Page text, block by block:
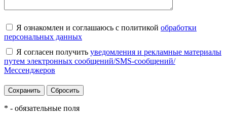
Я ознакомлен и соглашаюсь с политикой обработки
персональных данных
Я согласен получить уведомления и рекламные материалы
путем электронных сообщений/SMS-сообщений/
Мессенджеров
* - обязательные поля